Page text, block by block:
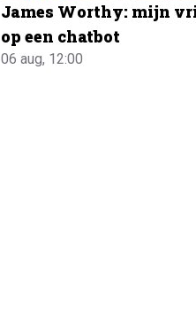
James Worthy: mijn
op een chatbot
06 aug, 12:00